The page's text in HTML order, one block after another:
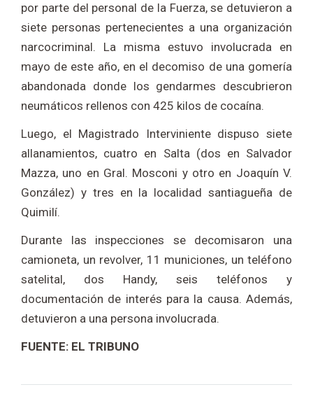
por parte del personal de la Fuerza, se detuvieron a
siete personas pertenecientes a una organización
narcocriminal. La misma estuvo involucrada en
mayo de este año, en el decomiso de una gomería
abandonada donde los gendarmes descubrieron
neumáticos rellenos con 425 kilos de cocaína.
Luego, el Magistrado Interviniente dispuso siete
allanamientos, cuatro en Salta (dos en Salvador
Mazza, uno en Gral. Mosconi y otro en Joaquín V.
González) y tres en la localidad santiagueña de
Quimilí.
Durante las inspecciones se decomisaron una
camioneta, un revolver, 11 municiones, un teléfono
satelital, dos Handy, seis teléfonos y
documentación de interés para la causa. Además,
detuvieron a una persona involucrada.
FUENTE: EL TRIBUNO